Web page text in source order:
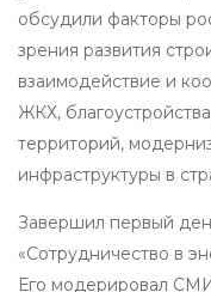
обсудили факторы
зрения развития
взаимодействие и
ЖКХ,
территорий,
инфраструктуры в
Завершил первый
«Сотрудничество в
Его модерировал